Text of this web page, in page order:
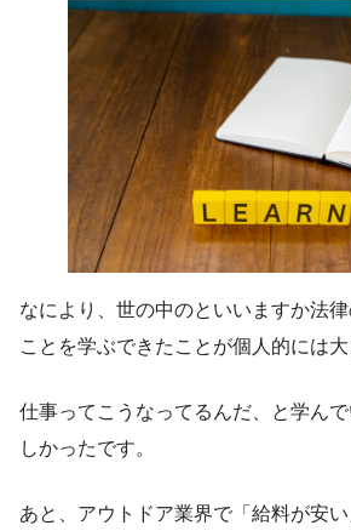
なにより、世の中のといいますか法
ことを学ぶできたことが個人的には大
仕事ってこうなってるんだ、と学ん
しかったです。
あと、アウトドア業界で「給料が安